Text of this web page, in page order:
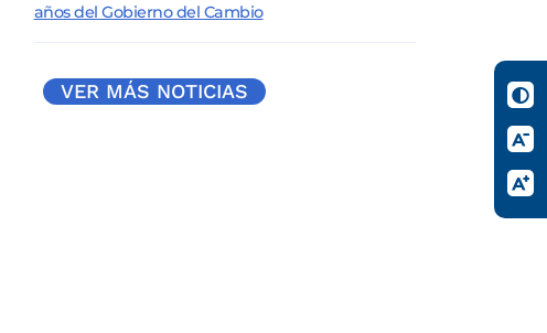
años del Gobierno del Cambio
VER MÁS NOTICIAS